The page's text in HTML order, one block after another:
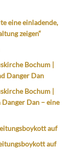
eine einladende,
zeigen“
Bochum |
Danger Dan
Bochum |
Danger Dan – eine
auf
auf